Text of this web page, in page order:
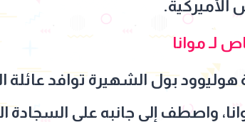
لـ موانا
بول الشهيرة توافد عائلة
واصطف إلى جانبه على